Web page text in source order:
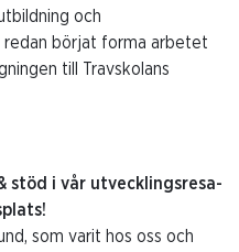
och
redan börjat forma arbetet
till Travskolans
stöd i vår utvecklingsresa-
som varit hos oss och